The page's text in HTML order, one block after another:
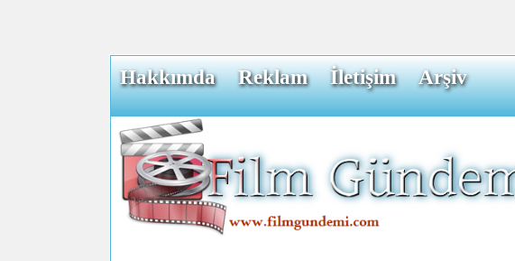
Hakkımda Reklam İletişim Arşiv